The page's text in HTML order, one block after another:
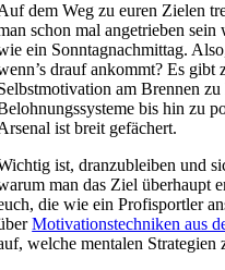
dem Weg zu euren Zielen
schon mal angetrieben
ein Sonntagnachmittag.
drauf ankommt? Es gibt
am Brennen
bis hin zu
ist breit gefächert.
ist, dranzubleiben und
man das Ziel überhaupt
die wie ein Profisportler
Motivationstechniken aus
welche mentalen Strategien